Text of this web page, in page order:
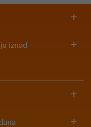
iznad